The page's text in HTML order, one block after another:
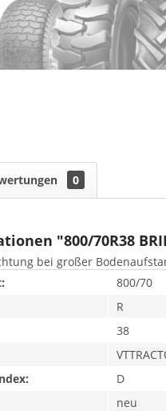
0
"800/70R38
bei großer
800/70
R
38
D
neu